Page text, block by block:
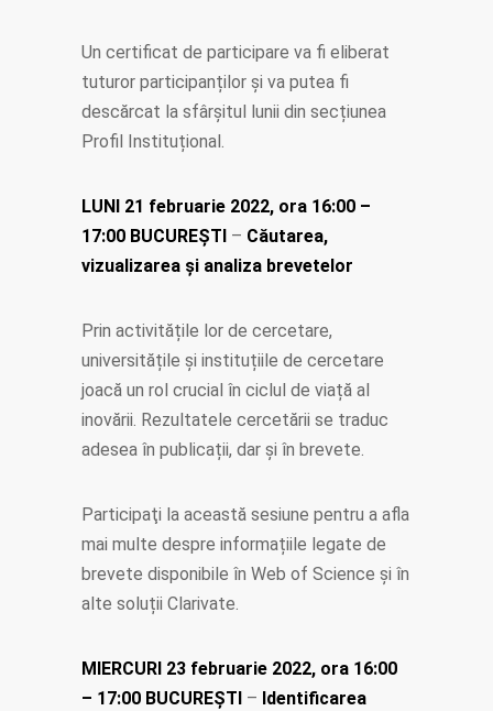
Un certificat de participare va fi eliberat
tuturor participanților și va putea fi
descărcat la sfârșitul lunii din secțiunea
Profil Instituțional.
LUNI 21 februarie 2022, ora 16:00 –
17:00 BUCUREŞTI – Căutarea,
vizualizarea și analiza brevetelor
Prin activitățile lor de cercetare,
universitățile și instituțiile de cercetare
joacă un rol crucial în ciclul de viață al
inovării. Rezultatele cercetării se traduc
adesea în publicații, dar și în brevete.
Participaţi la această sesiune pentru a afla
mai multe despre informațiile legate de
brevete disponibile în Web of Science și în
alte soluții Clarivate.
MIERCURI 23 februarie 2022, ora 16:00
– 17:00 BUCUREŞTI – Identificarea